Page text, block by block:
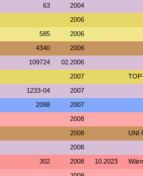
63 2004
2006
585 2006
4340 2006
109724 02.2006
2007
1233-04 2007
2088 2007
2008
2008 UNI
2008
302 2008 10.2023